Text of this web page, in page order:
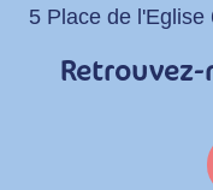
5 Place de l'Eglise